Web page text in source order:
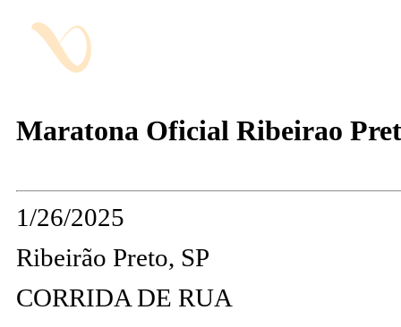
Maratona Oficial Ribeirao
1/26/2025
Ribeirão Preto, SP
CORRIDA DE RUA